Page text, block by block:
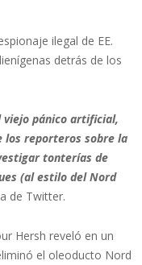
ilegal de EE.
detrás de los
viejo pánico artificial,
los reporteros sobre la
tonterías de
(al estilo del Nord
de Twitter.
Hersh reveló en un
el oleoducto Nord